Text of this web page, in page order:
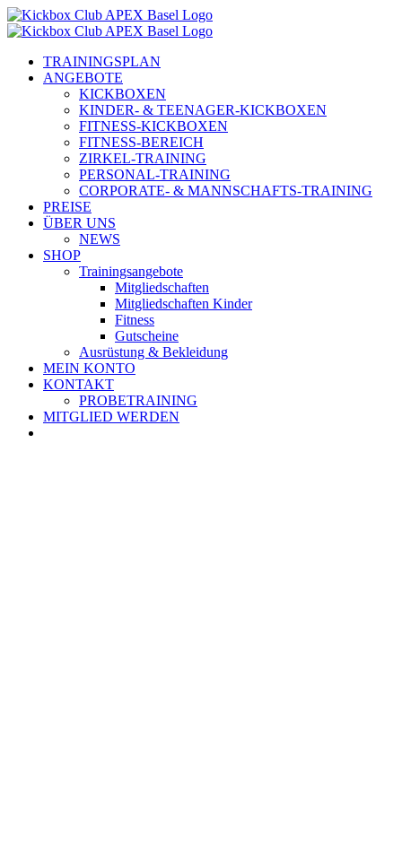
Zum
Inhalt
TRAININGSPLAN
ANGEBOTE
KICKBOXEN
KINDER- & TEENAGER-KICKBOXEN
FITNESS-KICKBOXEN
FITNESS-BEREICH
ZIRKEL-TRAINING
PERSONAL-TRAINING
CORPORATE- & MANNSCHAFTS-TRAINING
PREISE
ÜBER UNS
NEWS
SHOP
Trainingsangebote
Mitgliedschaften
Mitgliedschaften Kinder
Fitness
Gutscheine
Ausrüstung & Bekleidung
MEIN KONTO
KONTAKT
PROBETRAINING
MITGLIED WERDEN